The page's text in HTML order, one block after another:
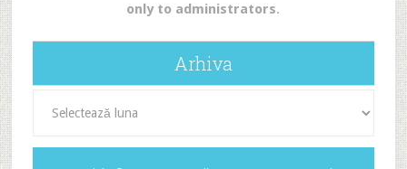
only to administrators.
Arhiva